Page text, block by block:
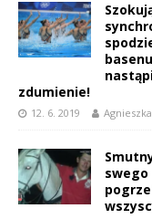
zdumienie!
12. 6. 2019